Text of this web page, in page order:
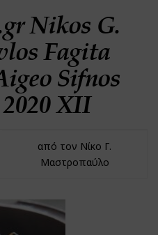
Nikos G.
Fagita
Sifnos
XII
από τον Νίκο Γ.
Μαστροπαύλο